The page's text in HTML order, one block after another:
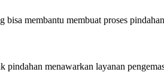
bisa membantu membuat proses
menawarkan layanan